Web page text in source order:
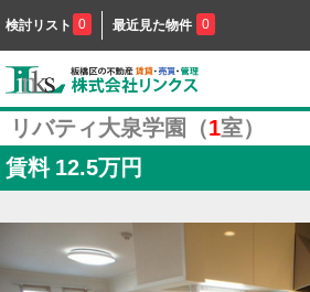
検討リスト 0 最近見た物件 0
リバティ大泉学園（1室）
賃料 12.5万円